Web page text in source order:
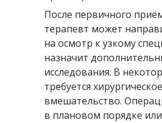
После первичного
терапевт может
на осмотр к узкому
назначит
исследования. В
требуется хирургическое
вмешательство.
в плановом порядке